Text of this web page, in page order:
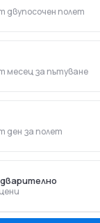
полет
месец за пътуване
ден за полет